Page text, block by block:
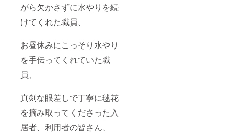
がら欠かさずに水やりを続
けてくれた職員、
お昼休みにこっそり水やり
を手伝ってくれていた職
員、
真剣な眼差しで丁寧に毬花
を摘み取ってくださった入
居者、利用者の皆さん、